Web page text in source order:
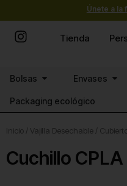
contenido
Únete a la
Tienda
Bolsas Abrir Bolsas
Envases
Packaging ecológico
Inicio / Vajilla Desechable /
Cuchillo